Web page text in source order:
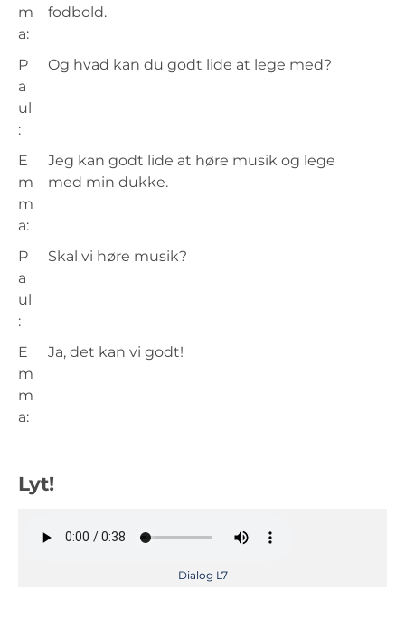
m
a:
fodbold.
P
a
ul
:
Og hvad kan du godt lide at lege med?
E
m
m
a:
Jeg kan godt lide at høre musik og lege
med min dukke.
P
a
ul
:
Skal vi høre musik?
E
m
m
a:
Ja, det kan vi godt!
Lyt!
Dialog L7